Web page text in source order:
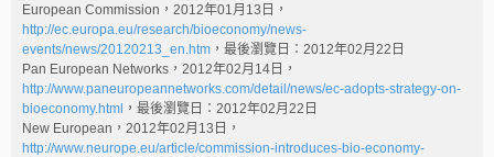
European Commission，2012年01月13日，
http://ec.europa.eu/research/bioeconomy/news-
events/news/20120213_en.htm ，最後瀏覽日：2012年02月22日
Pan European Networks，2012年02月14日，
http://www.paneuropeannetworks.com/detail/news/ec-adopts-strategy-on-
bioeconomy.html ，最後瀏覽日：2012年02月22日
New European，2012年02月13日，
http://www.neurope.eu/article/commission-introduces-bio-economy-